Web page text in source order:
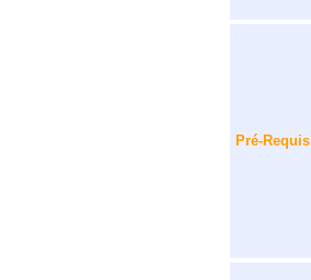
Pré-Requis